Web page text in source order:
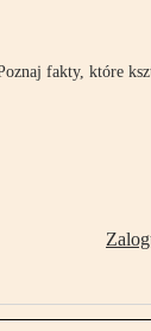
fakty, które